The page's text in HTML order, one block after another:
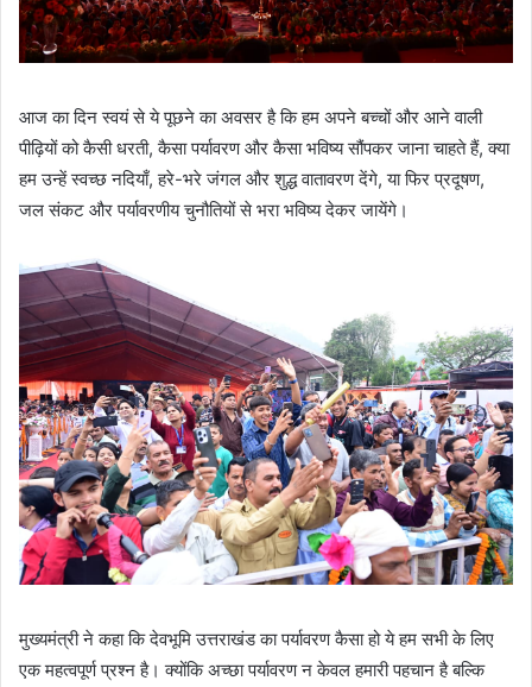
आज का दिन स्वयं से ये पूछने का अवसर है कि हम अपने बच्चों और आने वाली
पीढ़ियों को कैसी धरती, कैसा पर्यावरण और कैसा भविष्य सौंपकर जाना चाहते हैं, क्या
हम उन्हें स्वच्छ नदियाँ, हरे-भरे जंगल और शुद्ध वातावरण देंगे, या फिर प्रदूषण,
जल संकट और पर्यावरणीय चुनौतियों से भरा भविष्य देकर जायेंगे।
मुख्यमंत्री ने कहा कि देवभूमि उत्तराखंड का पर्यावरण कैसा हो ये हम सभी के लिए
एक महत्वपूर्ण प्रश्न है। क्योंकि अच्छा पर्यावरण न केवल हमारी पहचान है बल्कि